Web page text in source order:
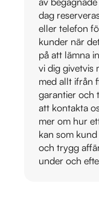
dag
eller telefon
kunder när
på att lämna
vi dig givetvis
med allt ifrån
garantier och
att kontakta
mer om hur
kan som
och trygg
under och